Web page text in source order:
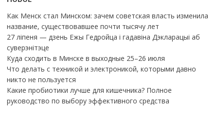
Как Менск стал Минском: зачем советская власть изменила
название, существовавшее почти тысячу лет
27 ліпеня — дзень Ежы Гедройца і гадавіна Дэкларацыі аб
суверэнітэце
Куда сходить в Минске в выходные 25–26 июля
Что делать с техникой и электроникой, которыми давно
никто не пользуется
Какие пробиотики лучше для кишечника? Полное
руководство по выбору эффективного средства